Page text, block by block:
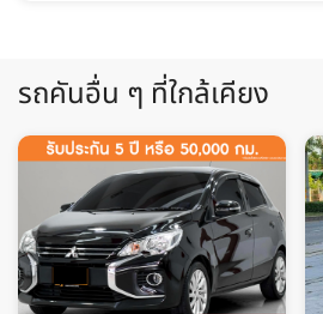
รถคันอื่น ๆ ที่ใกล้เคียง